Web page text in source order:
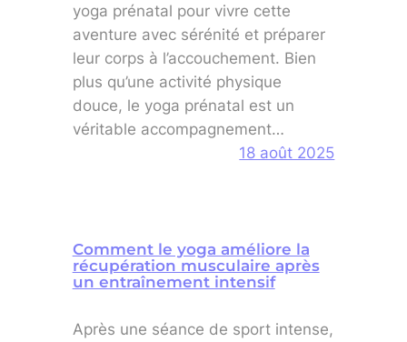
yoga prénatal pour vivre cette
aventure avec sérénité et préparer
leur corps à l’accouchement. Bien
plus qu’une activité physique
douce, le yoga prénatal est un
véritable accompagnement…
18 août 2025
Comment le yoga améliore la
récupération musculaire après
un entraînement intensif
Après une séance de sport intense,